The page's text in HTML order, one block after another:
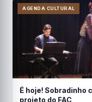
AGENDA CULTURAL
É hoje! Sobradinho
projeto do FAC